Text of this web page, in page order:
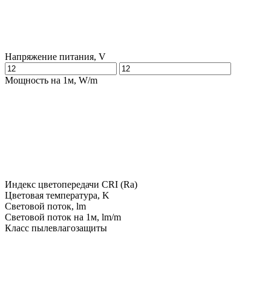
Напряжение питания, V
Мощность на 1м, W/m
Индекс цветопередачи CRI (Ra)
Цветовая температура, K
Световой поток, lm
Световой поток на 1м, lm/m
Класс пылевлагозащиты